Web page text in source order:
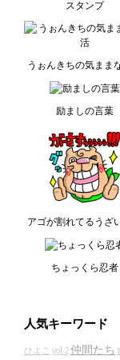
スタンプ
うぉんきちの気まま
励ましの言葉
アゴが割れてるうざ
ちょっくら忍者
人気キーワード
ひよこ vol.2仲間たち